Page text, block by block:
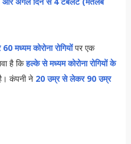
मध्यम कोरोना रोगियोंपर एक
है किहल्के से मध्यम कोरोना रोगियों के
कंपनी ने 20 उम्र से लेकर 90 उम्र